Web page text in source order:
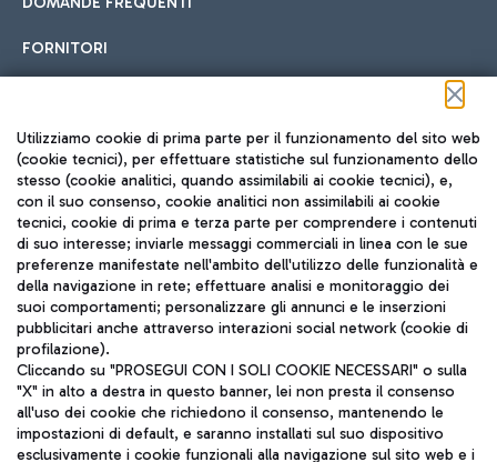
FORNITORI
Seguici sui social
TRAVEL JOURNAL
ITA
Utilizziamo cookie di prima parte per il funzionamento del sito web
(cookie tecnici), per effettuare statistiche sul funzionamento dello
stesso (cookie analitici, quando assimilabili ai cookie tecnici), e,
con il suo consenso, cookie analitici non assimilabili ai cookie
tecnici, cookie di prima e terza parte per comprendere i contenuti
di suo interesse; inviarle messaggi commerciali in linea con le sue
preferenze manifestate nell'ambito dell'utilizzo delle funzionalità e
della navigazione in rete; effettuare analisi e monitoraggio dei
suoi comportamenti; personalizzare gli annunci e le inserzioni
pubblicitari anche attraverso interazioni social network (cookie di
profilazione).
Cliccando su "PROSEGUI CON I SOLI COOKIE NECESSARI" o sulla
"X" in alto a destra in questo banner, lei non presta il consenso
all'uso dei cookie che richiedono il consenso, mantenendo le
impostazioni di default, e saranno installati sul suo dispositivo
esclusivamente i cookie funzionali alla navigazione sul sito web e i